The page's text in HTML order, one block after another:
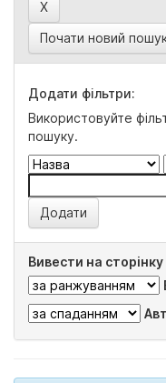
Почати новий
Додати фільтри:
Використовуйте
пошуку.
Вивести на сторінку